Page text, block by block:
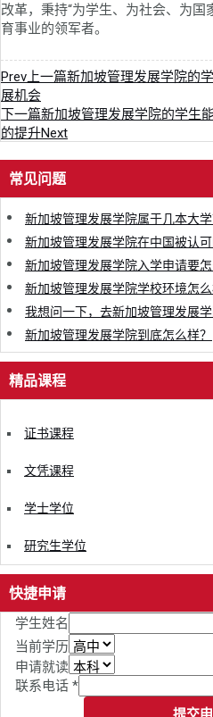
改革，秉持“为学生、为社会、为
育事业的领军者。
Prev上一篇新加坡管理发展学院的
展机会
下一篇新加坡管理发展学院的学生
的提升Next
常见问题
新加坡管理发展学院属于几本大学
新加坡管理发展学院入学申请要怎
新加坡管理发展学院学校环境怎么
新加坡管理发展学院到底怎么样？
精品课程
证书课程
文凭课程
学士学位
研究生学位
快捷申请
学生姓名
当前学历
申请就读
联系电话 *